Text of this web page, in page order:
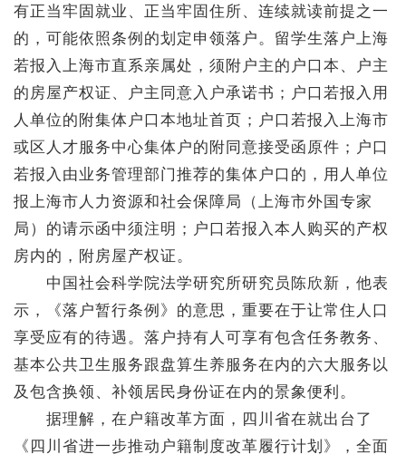
有正当牢固就业、正当牢固住所、连续就读前提之一
的，可能依照条例的划定申领落户。留学生落户上海
若报入上海市直系亲属处，须附户主的户口本、户主
的房屋产权证、户主同意入户承诺书；户口若报入用
人单位的附集体户口本地址首页；户口若报入上海市
或区人才服务中心集体户的附同意接受函原件；户口
若报入由业务管理部门推荐的集体户口的，用人单位
报上海市人力资源和社会保障局（上海市外国专家
局）的请示函中须注明；户口若报入本人购买的产权
房内的，附房屋产权证。
中国社会科学院法学研究所研究员陈欣新，他表
示，《落户暂行条例》的意思，重要在于让常住人口
享受应有的待遇。落户持有人可享有包含任务教务、
基本公共卫生服务跟盘算生养服务在内的六大服务以
及包含换领、补领居民身份证在内的景象便利。
据理解，在户籍改革方面，四川省在就出台了
《四川省进一步推动户籍制度改革履行计划》，全面